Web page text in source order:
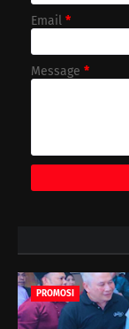
Email *
Message *
PROMOSI